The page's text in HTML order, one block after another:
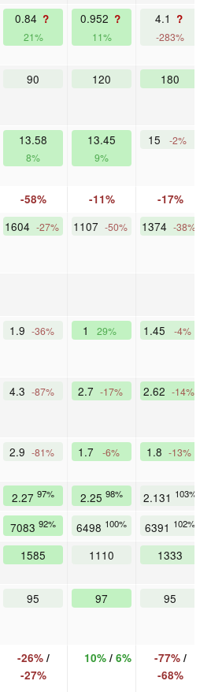
0.84 ?
21%
0.952 ?
11%
4.1 ?
-283%
90 120 180
13.58
8%
13.45
9%
15 -2%
-58% -11% -17%
1604 -27% 1107 -50% 1374 -38%
1.9 -36% 1 29% 1.45 -4%
4.3 -87% 2.7 -17% 2.62 -14%
2.9 -81% 1.7 -6% 1.8 -13%
2.27 97% 2.25 98% 2.131 103%
7083 92% 6498 100% 6391 102%
1585 1110 1333
95 97 95
-26%/
-27%
10%/ 6% -77%/
-68%